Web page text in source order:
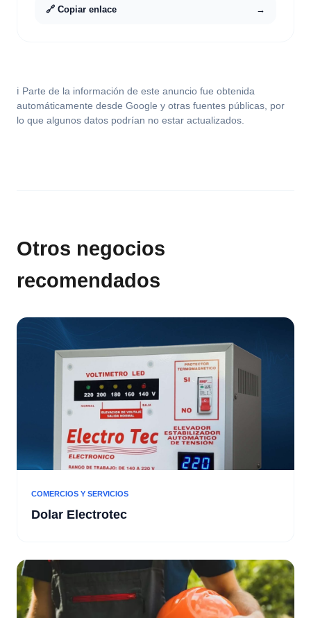
🔗 Copiar enlace →
ℹ️ Parte de la información de este anuncio fue obtenida
automáticamente desde Google y otras fuentes públicas, por
lo que algunos datos podrían no estar actualizados.
Otros negocios
recomendados
COMERCIOS Y SERVICIOS
Dolar Electrotec